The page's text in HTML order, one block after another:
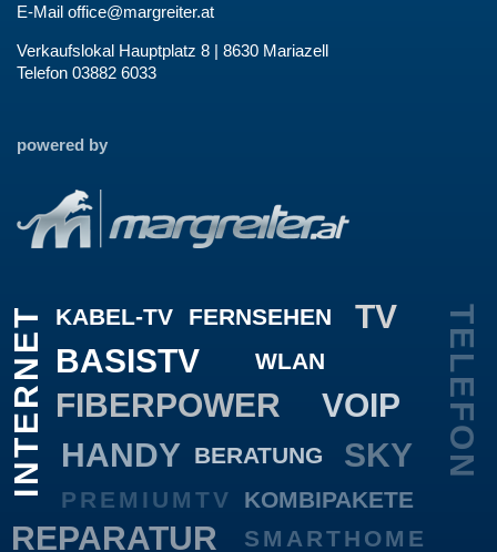
E-Mail office@margreiter.at
Verkaufslokal Hauptplatz 8 | 8630 Mariazell
Telefon 03882 6033
powered by
KABEL-TV
INTERNET TELEFON
FERNSEHEN
TV
BASISTV
PREMIUMTV
SKY
WLAN
FIBERPOWER VOIP
BERATUNG
REPARATUR
HANDY
SMARTHOME
KOMBIPAKETE